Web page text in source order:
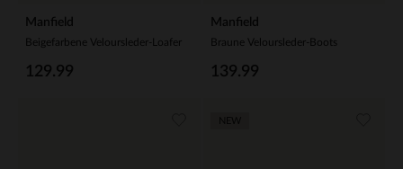
Manfield
Beigefarbene Veloursleder-Loafer
129.99
Manfield
Braune Veloursleder-Boots
139.99